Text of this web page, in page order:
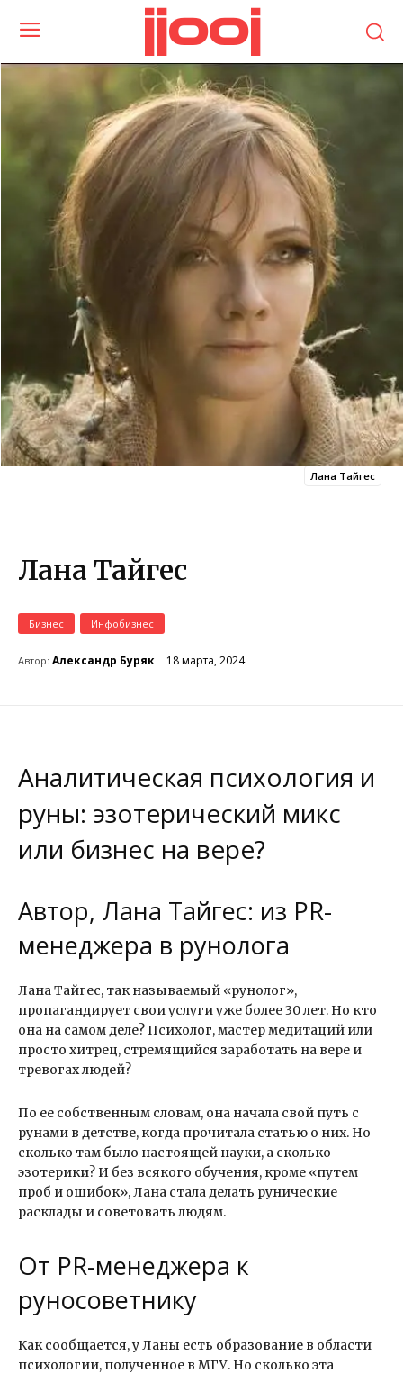
jjooj
Лана Тайгес
Бизнес Инфобизнес
Автор: Александр Буряк 18 марта, 2024
Лана Тайгес
Аналитическая психология и
руны: эзотерический микс
или бизнес на вере?
Автор, Лана Тайгес: из PR-
менеджера в рунолога
Лана Тайгес, так называемый «рунолог»,
пропагандирует свои услуги уже более 30 лет. Но кто
она на самом деле? Психолог, мастер медитаций или
просто хитрец, стремящийся заработать на вере и
тревогах людей?
По ее собственным словам, она начала свой путь с
рунами в детстве, когда прочитала статью о них. Но
сколько там было настоящей науки, а сколько
эзотерики? И без всякого обучения, кроме «путем
проб и ошибок», Лана стала делать рунические
расклады и советовать людям.
От PR-менеджера к
руносоветнику
Как сообщается, у Ланы есть образование в области
психологии, полученное в МГУ. Но сколько эта